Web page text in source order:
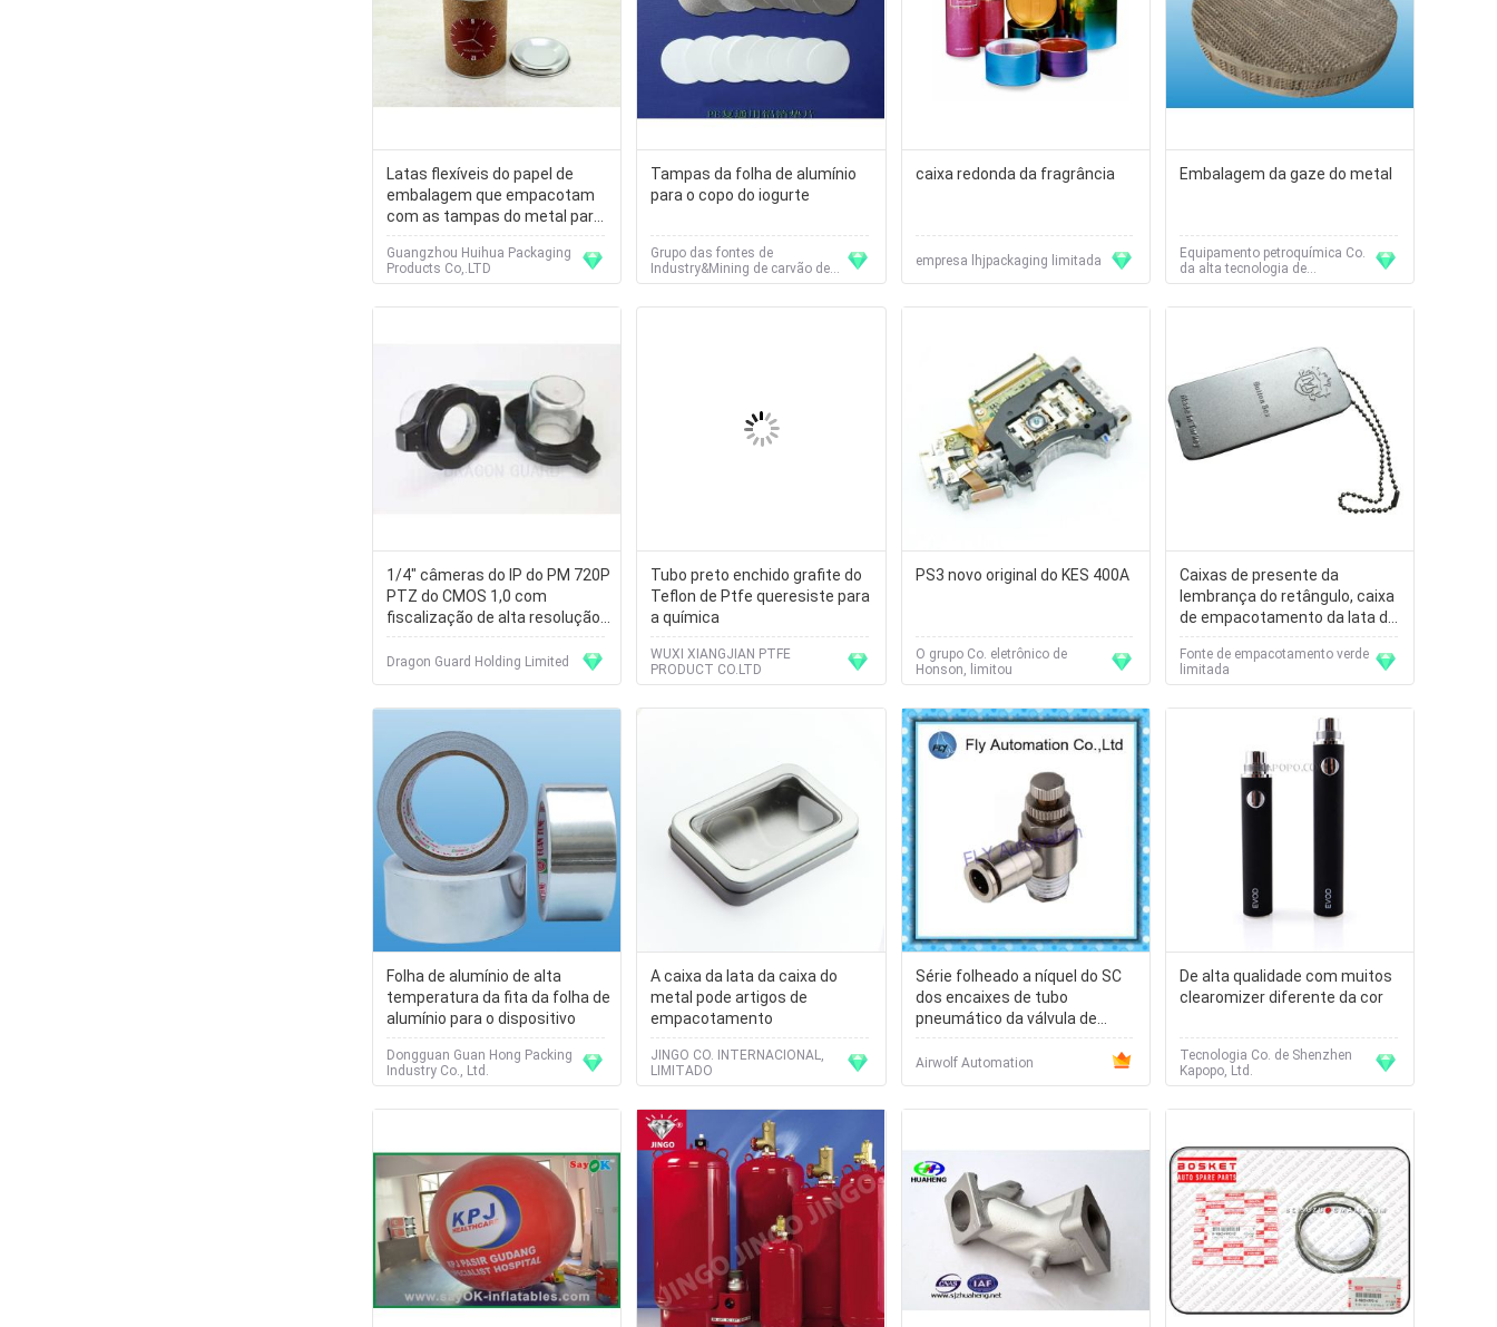
Latas flexíveis do papel de
embalagem que empacotam
com as tampas do metal para
o t-shirt e o presente
Guangzhou Huihua Packaging
Products Co,.LTD
Tampas da folha de alumínio
para o copo do iogurte
Grupo das fontes de
Industry&Mining de carvão de
Shandong China
caixa redonda da fragrância
empresa lhjpackaging limitada
Embalagem da gaze do metal
Equipamento petroquímica Co.
da alta tecnologia de
Hangzhou, Ltd.
1/4" câmeras do IP do PM 720P
PTZ do CMOS 1,0 com
fiscalização de alta resolução
da rede
Dragon Guard Holding Limited
Tubo preto enchido grafite do
Teflon de Ptfe queresiste para
a química
WUXI XIANGJIAN PTFE
PRODUCT CO.LTD
PS3 novo original do KES 400A
O grupo Co. eletrônico de
Honson, limitou
Caixas de presente da
lembrança do retângulo, caixa
de empacotamento da lata do
metal com logotipo
personalizado
Fonte de empacotamento verde
limitada
Folha de alumínio de alta
temperatura da fita da folha de
alumínio para o dispositivo
Dongguan Guan Hong Packing
Industry Co., Ltd.
A caixa da lata da caixa do
metal pode artigos de
empacotamento
JINGO CO. INTERNACIONAL,
LIMITADO
Série folheado a níquel do SC
dos encaixes de tubo
pneumático da válvula de
controle do metal
Airwolf Automation
De alta qualidade com muitos
clearomizer diferente da cor
Tecnologia Co. de Shenzhen
Kapopo, Ltd.